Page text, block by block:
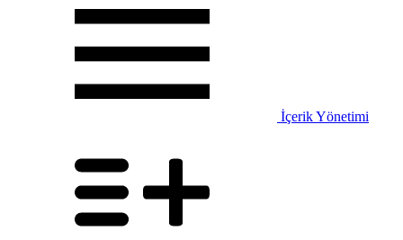
İçerik Yönetimi